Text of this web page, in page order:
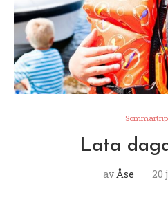
Lata
av Åse 20